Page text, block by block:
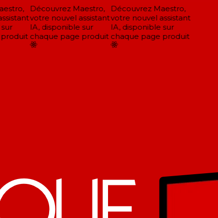
Découvrez Maestro,
votre nouvel assistant
IA, disponible sur
chaque page produit
Découvrez Maestro,
votre nouvel assistant
IA, disponible sur
chaque page produit